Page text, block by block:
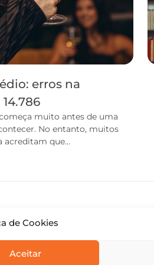
de Cookies
Aceitar
erros na
muito antes de uma
No entanto, muitos
acreditam que...